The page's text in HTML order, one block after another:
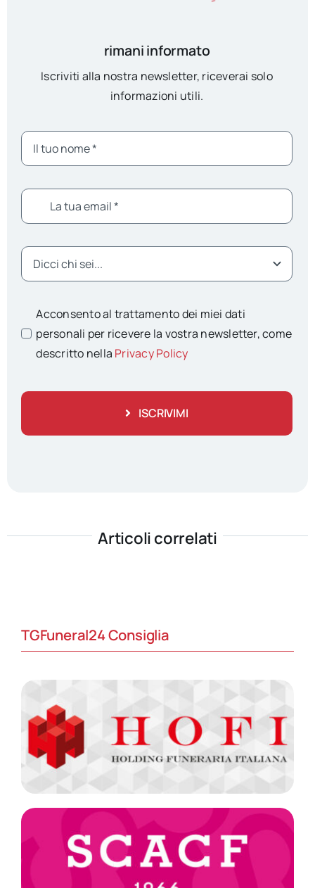
rimani informato
Iscriviti alla nostra newsletter, riceverai solo
informazioni utili.
Acconsento al trattamento dei miei dati
personali per ricevere la vostra newsletter, come
descritto nella Privacy Policy
ISCRIVIMI
Articoli correlati
TGFuneral24 Consiglia